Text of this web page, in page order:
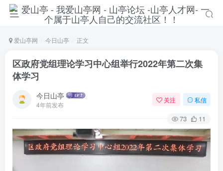
爱山亭网 今日山亭 正文
区政府党组理论学习中心组举行2022年第二次集
体学习
今日山亭
4年前发布
关注 私信
73 11